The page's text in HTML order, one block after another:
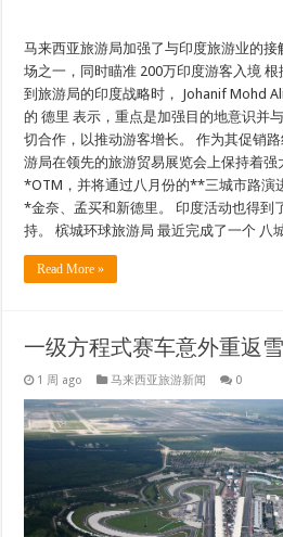
马来西亚旅游局加强了与印度旅游业的
场之一，同时瞄准 200万印度游客入境
到旅游局的印度战略时， Johanif Mohd
的 德里 表示，重点是加强目的地意识并
切合作，以推动游客增长。 作为其促销
游局在领先的旅游贸易展览会上保持着强
*OTM，并将通过八月份的**三城市路演
*金奈、孟买和新德里。 印度活动也得到
持。 槟城环球旅游局 最近完成了一个 八
Read More »
一级方程式赛车意外重返
1 周 ago 马来西亚旅游新闻 0